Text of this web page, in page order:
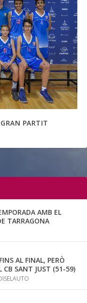
PARTIT
AMB EL
TARRAGONA
AL FINAL, PERÒ
CB SANT JUST (51-59)